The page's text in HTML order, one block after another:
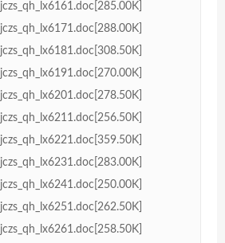
jczs_qh_lx6161.doc[285.00K]
jczs_qh_lx6171.doc[288.00K]
jczs_qh_lx6181.doc[308.50K]
jczs_qh_lx6191.doc[270.00K]
jczs_qh_lx6201.doc[278.50K]
jczs_qh_lx6211.doc[256.50K]
jczs_qh_lx6221.doc[359.50K]
jczs_qh_lx6231.doc[283.00K]
jczs_qh_lx6241.doc[250.00K]
jczs_qh_lx6251.doc[262.50K]
jczs_qh_lx6261.doc[258.50K]